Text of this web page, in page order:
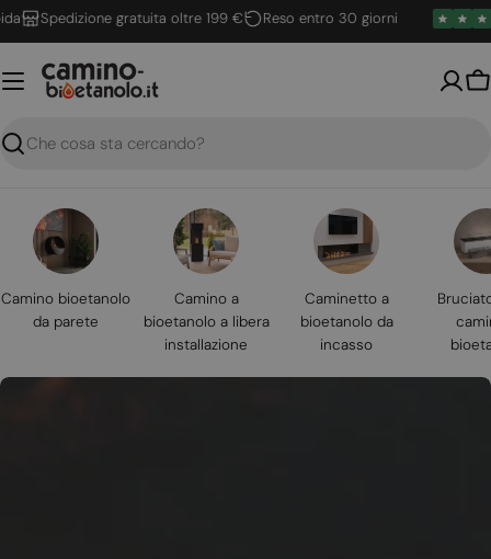
Vai
al
contenuto
Spedizione gratuita oltre 199 € Reso entro 30 giorni
Ricerca
Camino bioetanolo
da parete
Camino a
bioetanolo a libera
installazione
Caminetto a
bioetanolo da
incasso